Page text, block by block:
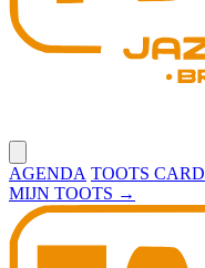
AGENDA TOOTS CARD
MIJN TOOTS →
Toots Jazz Club